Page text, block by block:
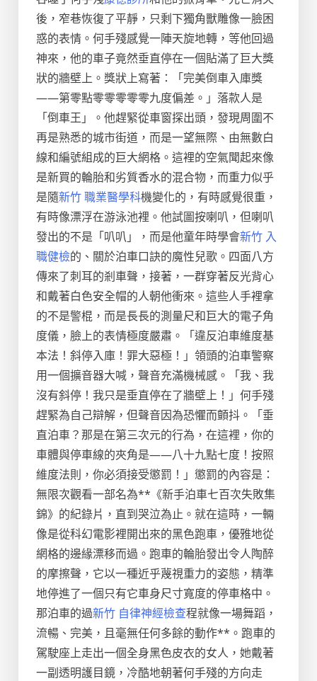
後，窄巷恢復了平靜，只剩下獨角獸雕像一臉困
惑的表情。何手殘感覺一陣天旋地轉，等他回過
神來，他的車子竟然垂直停在一個貼滿了巨大獎
狀的牆壁上。獎狀上寫著：「完美倒車入庫獎
——第零點零零零零零九度偏差。」落款人是
「倒車王」。他趕緊從車窗探出頭，發現周圍不
再是熟悉的城市街道，而是一望無際、由無數白
線和編號組成的巨大網格。這裡的空氣聞起來像
是新買的輪胎和劣質香水的混合物，而重力似乎
是隨新竹 職業醫學科機變化的，有時感覺很重，
有時像漂浮在游泳池裡。他試圖按喇叭，但喇叭
發出的不是「叭叭」，而是他童年時學會新竹 入
職健檢的、關於泊車口訣的魔性兒歌。四面八方
傳來了刺耳的剎車聲，接著，一群穿著反光背心
和戴著白色安全帽的人朝他衝來。這些人手裡拿
的不是警棍，而是長長的測量尺和巨大的電子角
度儀，臉上的表情極度嚴肅。「違反泊車維度基
本法！斜停入庫！罪大惡極！」領頭的泊車警察
用一個擴音器大喊，聲音充滿機械感。「我、我
沒有斜停！我只是垂直停在了牆壁上！」何手殘
趕緊為自己辯解，但聲音因為恐懼而顫抖。「垂
直泊車？那是在第三次元的行為，在這裡，你的
車體與停車線的夾角是——八十九點七度！按照
維度法則，你必須接受懲罰！」懲罰的內容是：
無限次觀看一部名為**《新手泊車七百次失敗集
錦》的紀錄片，直到哭泣為止。就在這時，一輛
像是從科幻電影裡開出來的黑色跑車，優雅地從
網格的邊緣漂移而過。跑車的輪胎發出令人陶醉
的摩擦聲，它以一種近乎蔑視重力的姿態，精準
地停進了一個只有它車身尺寸寬度的停車格中。
那泊車的過新竹 自律神經檢查程就像一場舞蹈，
流暢、完美，且毫無任何多餘的動作**。跑車的
駕駛座上走出一個全身黑色皮衣的女人，她戴著
一副透明護目鏡，冷酷地朝著何手殘的方向走